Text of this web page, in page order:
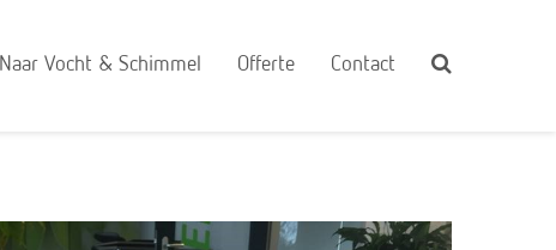
Naar Vocht & Schimmel Offerte Contact